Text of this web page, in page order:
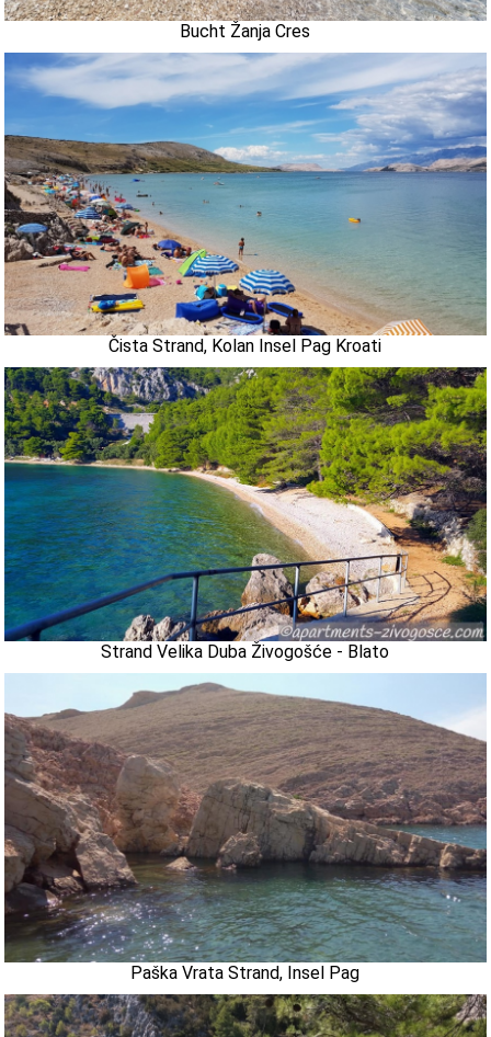
Bucht Žanja Cres
Čista Strand, Kolan Insel Pag Kroati
Strand Velika Duba Živogošće - Blato
Paška Vrata Strand, Insel Pag